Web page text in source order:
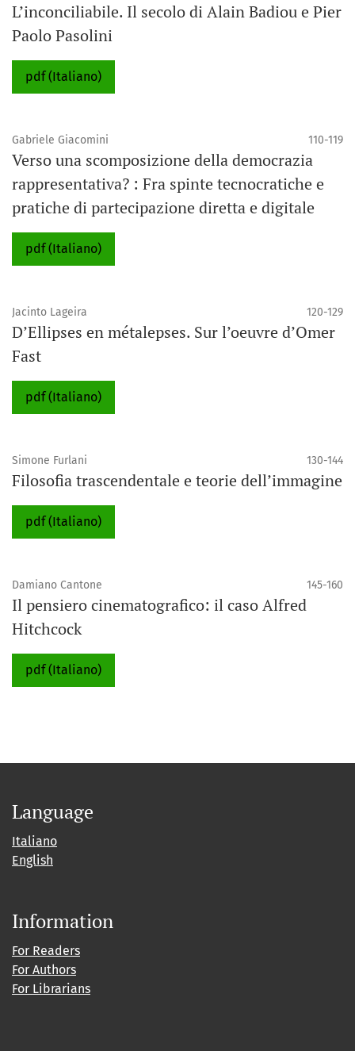
L’inconciliabile. Il secolo di Alain Badiou e Pier
Paolo Pasolini
pdf (Italiano)
Gabriele Giacomini 110-119
Verso una scomposizione della democrazia
rappresentativa? : Fra spinte tecnocratiche e
pratiche di partecipazione diretta e digitale
pdf (Italiano)
Jacinto Lageira 120-129
D’Ellipses en métalepses. Sur l’oeuvre d’Omer
Fast
pdf (Italiano)
Simone Furlani 130-144
Filosofia trascendentale e teorie dell’immagine
pdf (Italiano)
Damiano Cantone 145-160
Il pensiero cinematografico: il caso Alfred
Hitchcock
pdf (Italiano)
Language
Italiano
English
Information
For Readers
For Authors
For Librarians